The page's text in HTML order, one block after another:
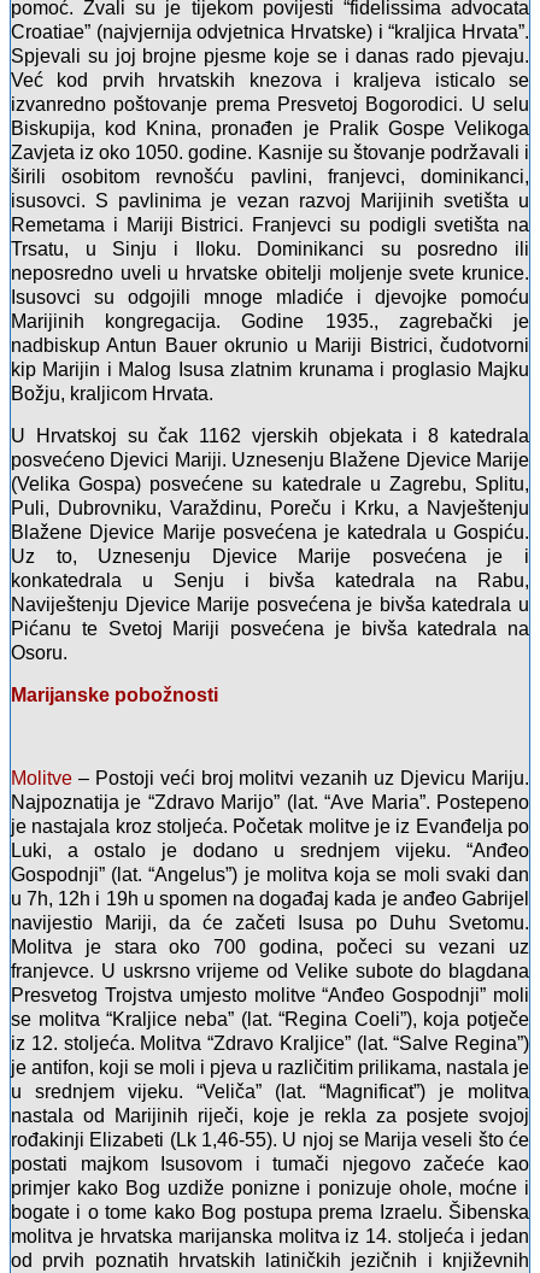
pomoć. Zvali su je tijekom povijesti “fidelissima advocata
Croatiae” (najvjernija odvjetnica Hrvatske) i “kraljica Hrvata”.
Spjevali su joj brojne pjesme koje se i danas rado pjevaju.
Već kod prvih hrvatskih knezova i kraljeva isticalo se
izvanredno poštovanje prema Presvetoj Bogorodici. U selu
Biskupija, kod Knina, pronađen je Pralik Gospe Velikoga
Zavjeta iz oko 1050. godine. Kasnije su štovanje podržavali i
širili osobitom revnošću pavlini, franjevci, dominikanci,
isusovci. S pavlinima je vezan razvoj Marijinih svetišta u
Remetama i Mariji Bistrici. Franjevci su podigli svetišta na
Trsatu, u Sinju i Iloku. Dominikanci su posredno ili
neposredno uveli u hrvatske obitelji moljenje svete krunice.
Isusovci su odgojili mnoge mladiće i djevojke pomoću
Marijinih kongregacija. Godine 1935., zagrebački je
nadbiskup Antun Bauer okrunio u Mariji Bistrici, čudotvorni
kip Marijin i Malog Isusa zlatnim krunama i proglasio Majku
Božju, kraljicom Hrvata.
U Hrvatskoj su čak 1162 vjerskih objekata i 8 katedrala
posvećeno Djevici Mariji. Uznesenju Blažene Djevice Marije
(Velika Gospa) posvećene su katedrale u Zagrebu, Splitu,
Puli, Dubrovniku, Varaždinu, Poreču i Krku, a Navještenju
Blažene Djevice Marije posvećena je katedrala u Gospiću.
Uz to, Uznesenju Djevice Marije posvećena je i
konkatedrala u Senju i bivša katedrala na Rabu,
Naviještenju Djevice Marije posvećena je bivša katedrala u
Pićanu te Svetoj Mariji posvećena je bivša katedrala na
Osoru.
Marijanske pobožnosti
Molitve – Postoji veći broj molitvi vezanih uz Djevicu Mariju.
Najpoznatija je “Zdravo Marijo” (lat. “Ave Maria”. Postepeno
je nastajala kroz stoljeća. Početak molitve je iz Evanđelja po
Luki, a ostalo je dodano u srednjem vijeku. “Anđeo
Gospodnji” (lat. “Angelus”) je molitva koja se moli svaki dan
u 7h, 12h i 19h u spomen na događaj kada je anđeo Gabrijel
navijestio Mariji, da će začeti Isusa po Duhu Svetomu.
Molitva je stara oko 700 godina, počeci su vezani uz
franjevce. U uskrsno vrijeme od Velike subote do blagdana
Presvetog Trojstva umjesto molitve “Anđeo Gospodnji” moli
se molitva “Kraljice neba” (lat. “Regina Coeli”), koja potječe
iz 12. stoljeća. Molitva “Zdravo Kraljice” (lat. “Salve Regina”)
je antifon, koji se moli i pjeva u različitim prilikama, nastala je
u srednjem vijeku. “Veliča” (lat. “Magnificat”) je molitva
nastala od Marijinih riječi, koje je rekla za posjete svojoj
rođakinji Elizabeti (Lk 1,46-55). U njoj se Marija veseli što će
postati majkom Isusovom i tumači njegovo začeće kao
primjer kako Bog uzdiže ponizne i ponizuje ohole, moćne i
bogate i o tome kako Bog postupa prema Izraelu. Šibenska
molitva je hrvatska marijanska molitva iz 14. stoljeća i jedan
od prvih poznatih hrvatskih latiničkih jezičnih i književnih